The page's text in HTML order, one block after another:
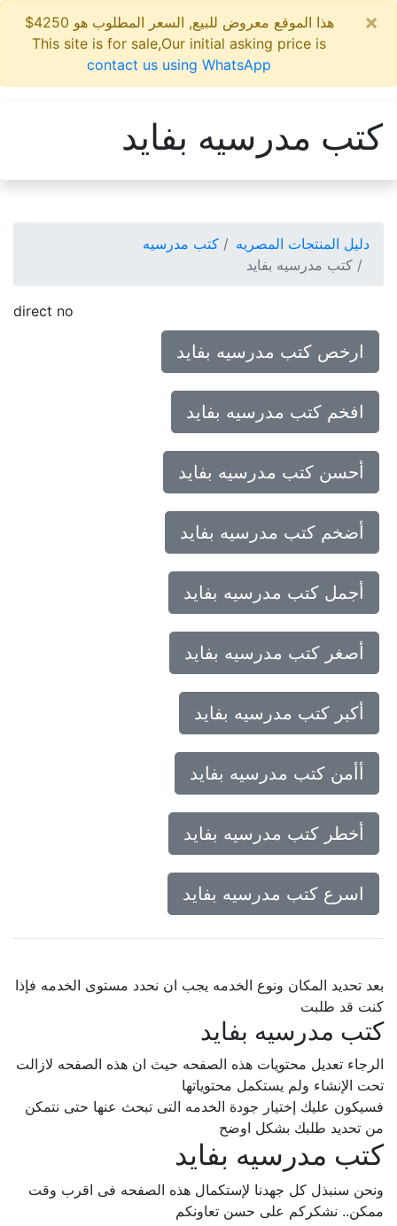
هذا الموقع معروض للبيع, السعر المطلوب هو 4250$
This site is for sale,Our initial asking price is
contact us using WhatsApp
كتب مدرسيه بفايد
دليل المنتجات المصريه
كتب مدرسيه
كتب مدرسيه بفايد
direct no
ارخص كتب مدرسيه بفايد
افخم كتب مدرسيه بفايد
أحسن كتب مدرسيه بفايد
أضخم كتب مدرسيه بفايد
أجمل كتب مدرسيه بفايد
أصغر كتب مدرسيه بفايد
أكبر كتب مدرسيه بفايد
أأمن كتب مدرسيه بفايد
أخطر كتب مدرسيه بفايد
اسرع كتب مدرسيه بفايد
بعد تحديد المكان ونوع الخدمه يجب ان نحدد مستوى الخدمه فإذا
كنت قد طلبت
كتب مدرسيه بفايد
الرجاء تعديل محتويات هذه الصفحه حيث ان هذه الصفحه لازالت
تحت الإنشاء ولم يستكمل محتوياتها
فسيكون عليك إختيار جودة الخدمه التى تبحث عنها حتى نتمكن
من تحديد طلبك بشكل اوضح
كتب مدرسيه بفايد
ونحن سنبذل كل جهدنا لإستكمال هذه الصفحه فى اقرب وقت
ممكن.. نشكركم على حسن تعاونكم